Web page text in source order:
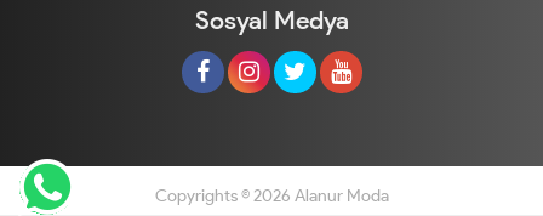
Sosyal Medya
Copyrights © 2026 Alanur Moda